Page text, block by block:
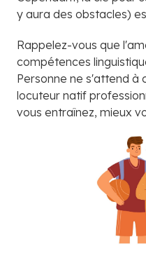
y aura des obstacles)
Rappelez-vous que
compétences
Personne ne s'attend à
locuteur natif
vous entraînez, mieux